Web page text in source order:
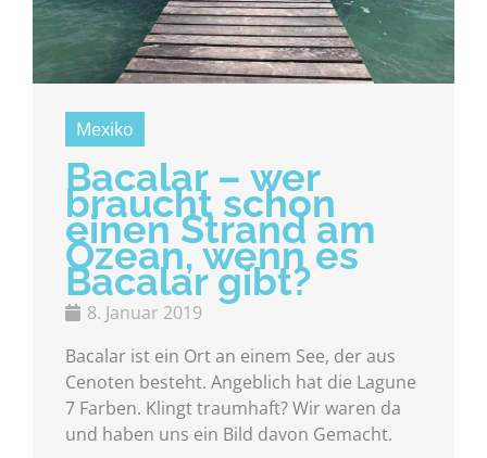
Mexiko
Bacalar – wer
braucht schon
einen Strand am
Ozean, wenn es
Bacalar gibt?
8. Januar 2019
Bacalar ist ein Ort an einem See, der aus
Cenoten besteht. Angeblich hat die Lagune
7 Farben. Klingt traumhaft? Wir waren da
und haben uns ein Bild davon Gemacht.